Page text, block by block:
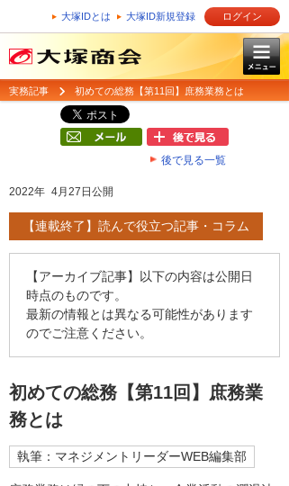
大塚IDとは 大塚ID新規登録 ログイン
実務記事 初めての総務【第11回】庶務業務とは
後で見る一覧
2022年 4月27日公開
【連載終了】読んで役立つ記事・コラム
【アーカイブ記事】以下の内容は公開日
時点のものです。
最新の情報とは異なる可能性があります
のでご注意ください。
初めての総務【第11回】庶務業
務とは
執筆：マネジメントリーダーWEB編集部